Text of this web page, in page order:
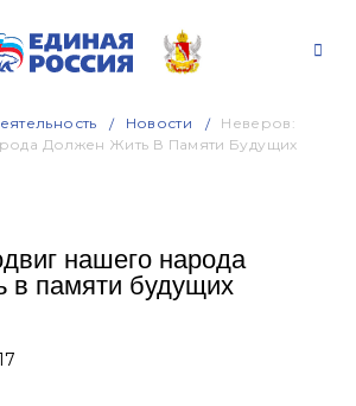
Новости
Неверов:
Должен Жить В Памяти Будущих
нашего народа
в памяти будущих